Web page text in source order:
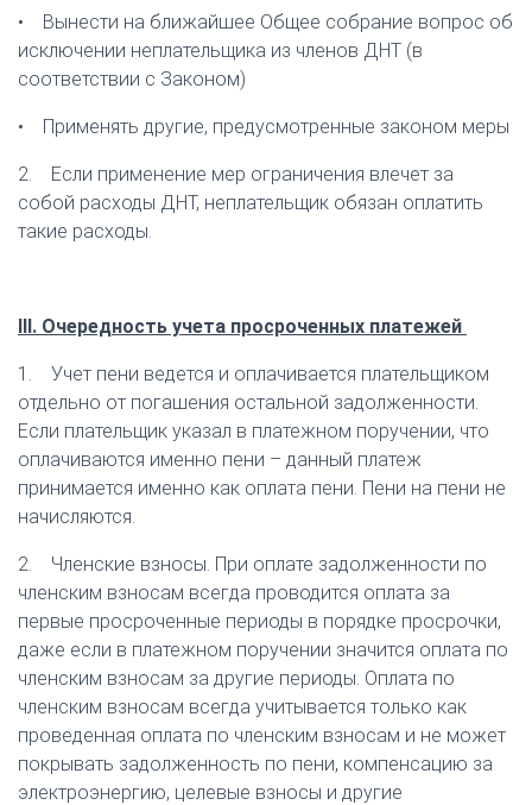
• Вынести на ближайшее Общее собрание вопрос об
исключении неплательщика из членов ДНТ (в
соответствии с Законом)
• Применять другие, предусмотренные законом меры
2. Если применение мер ограничения влечет за
собой расходы ДНТ, неплательщик обязан оплатить
такие расходы.
III. Очередность учета просроченных платежей
1. Учет пени ведется и оплачивается плательщиком
отдельно от погашения остальной задолженности.
Если плательщик указал в платежном поручении, что
оплачиваются именно пени – данный платеж
принимается именно как оплата пени. Пени на пени не
начисляются.
2. Членские взносы. При оплате задолженности по
членским взносам всегда проводится оплата за
первые просроченные периоды в порядке просрочки,
даже если в платежном поручении значится оплата по
членским взносам за другие периоды. Оплата по
членским взносам всегда учитывается только как
проведенная оплата по членским взносам и не может
покрывать задолженность по пени, компенсацию за
электроэнергию, целевые взносы и другие